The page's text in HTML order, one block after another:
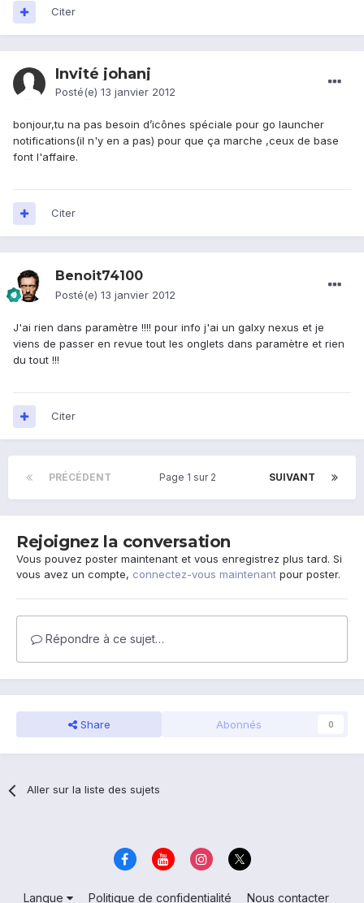
Citer
Invité johanj
Posté(e) 13 janvier 2012
bonjour,tu na pas besoin d’icônes spéciale pour go launcher
notifications(il n'y en a pas) pour que ça marche ,ceux de base
font l'affaire.
Citer
Benoit74100
Posté(e) 13 janvier 2012
J'ai rien dans paramètre !!!! pour info j'ai un galxy nexus et je
viens de passer en revue tout les onglets dans paramètre et rien
du tout !!!
Citer
PRÉCÉDENT SUIVANT
Page 1 sur 2
Rejoignez la conversation
Vous pouvez poster maintenant et vous enregistrez plus tard. Si
vous avez un compte, connectez-vous maintenant pour poster.
Répondre à ce sujet…
Share Abonnés 0
Aller sur la liste des sujets
Langue Politique de confidentialité Nous contacter